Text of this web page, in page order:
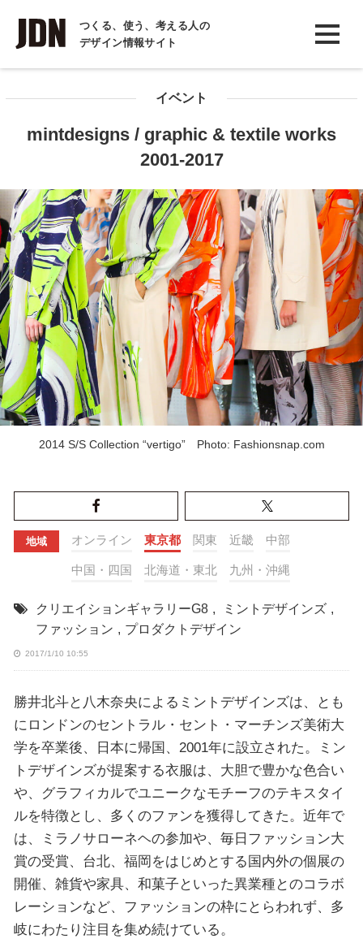
つくる、使う、考える人の
デザイン情報サイト
INTERVIEW
インタビュー
イベント
mintdesigns / graphic & textile works
2001-2017
2014 S/S Collection “vertigo” Photo: Fashionsnap.com
地域 オンライン 東京都 関東 近畿 中部
中国・四国 北海道・東北 九州・沖縄
クリエイションギャラリーG8 , ミントデザインズ ,
ファッション , プロダクトデザイン
2017/1/10 10:55
勝井北斗と八木奈央によるミントデザインズは、とも
にロンドンのセントラル・セント・マーチンズ美術大
学を卒業後、日本に帰国、2001年に設立された。ミン
トデザインズが提案する衣服は、大胆で豊かな色合い
や、グラフィカルでユニークなモチーフのテキスタイ
ルを特徴とし、多くのファンを獲得してきた。近年で
は、ミラノサローネヘの参加や、毎日ファッション大
賞の受賞、台北、福岡をはじめとする国内外の個展の
開催、雑貨や家具、和菓子といった異業種とのコラボ
レーションなど、ファッションの枠にとらわれず、多
岐にわたり注目を集め続けている。